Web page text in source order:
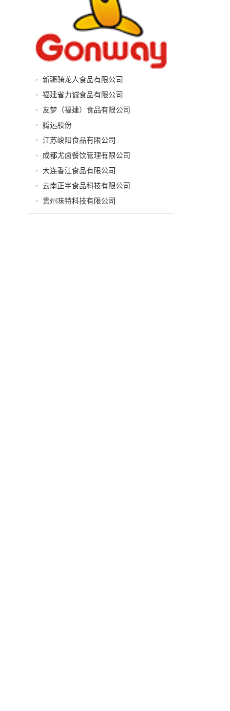
新疆骑龙人食品有限公司
福建省力诚食品有限公司
友梦（福建）食品有限公司
腾远股份
江苏峻阳食品有限公司
成都尤卤餐饮管理有限公司
大连香江食品有限公司
云南正宇食品科技有限公司
贵州味特科技有限公司